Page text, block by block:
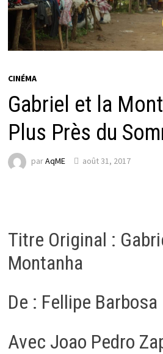
CINÉMA
Gabriel et la
Plus Près du
parAqME août 31, 2017
Titre Original :
Montanha
De : Fellipe Barbosa
Avec Joao Pedro